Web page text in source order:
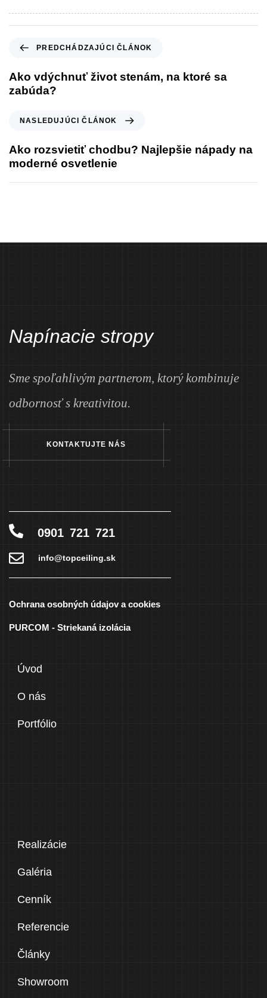
PREDCHÁDZAJÚCI ČLÁNOK
Ako vdýchnuť život stenám, na ktoré sa
zabúda?
NASLEDUJÚCI ČLÁNOK
Ako rozsvietiť chodbu? Najlepšie nápady na
moderné osvetlenie
Napínacie stropy
Sme spoľahlivým partnerom, ktorý kombinuje
odbornosť s kreativitou.
KONTAKTUJTE NÁS
0901 721 721
info@topceiling.sk
Ochrana osobných údajov a cookies
PURCOM - Striekaná izolácia
Úvod
O nás
Portfólio
Realizácie
Galéria
Cenník
Referencie
Články
Showroom